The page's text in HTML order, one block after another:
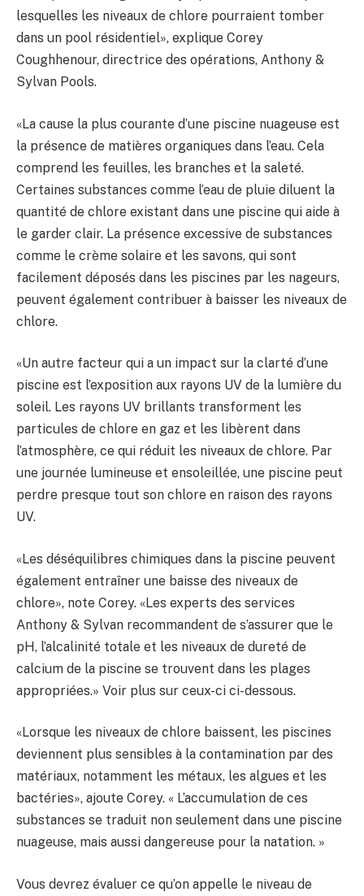
lesquelles les niveaux de chlore pourraient tomber
dans un pool résidentiel», explique Corey
Coughhenour, directrice des opérations, Anthony &
Sylvan Pools.
«La cause la plus courante d’une piscine nuageuse est
la présence de matières organiques dans l’eau. Cela
comprend les feuilles, les branches et la saleté.
Certaines substances comme l’eau de pluie diluent la
quantité de chlore existant dans une piscine qui aide à
le garder clair. La présence excessive de substances
comme le crème solaire et les savons, qui sont
facilement déposés dans les piscines par les nageurs,
peuvent également contribuer à baisser les niveaux de
chlore.
«Un autre facteur qui a un impact sur la clarté d’une
piscine est l’exposition aux rayons UV de la lumière du
soleil. Les rayons UV brillants transforment les
particules de chlore en gaz et les libèrent dans
l’atmosphère, ce qui réduit les niveaux de chlore. Par
une journée lumineuse et ensoleillée, une piscine peut
perdre presque tout son chlore en raison des rayons
UV.
«Les déséquilibres chimiques dans la piscine peuvent
également entraîner une baisse des niveaux de
chlore», note Corey. «Les experts des services
Anthony & Sylvan recommandent de s’assurer que le
pH, l’alcalinité totale et les niveaux de dureté de
calcium de la piscine se trouvent dans les plages
appropriées.» Voir plus sur ceux-ci ci-dessous.
«Lorsque les niveaux de chlore baissent, les piscines
deviennent plus sensibles à la contamination par des
matériaux, notamment les métaux, les algues et les
bactéries», ajoute Corey. « L’accumulation de ces
substances se traduit non seulement dans une piscine
nuageuse, mais aussi dangereuse pour la natation. »
Vous devrez évaluer ce qu’on appelle le niveau de